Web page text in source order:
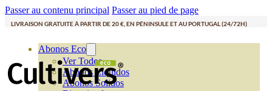
Passer au contenu principal Passer au pied de page
LIVRAISON GRATUITE À PARTIR DE 20 €, EN PÉNINSULE ET AU PORTUGAL (24/72H)
Abonos Eco
Ver Todos
Abonos Líquidos
Abonos Solidos